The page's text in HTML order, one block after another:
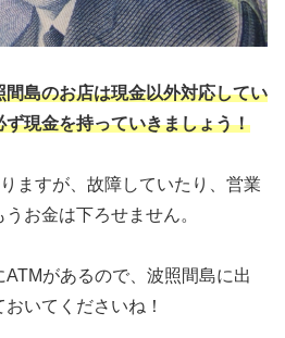
島のお店は現金以外対応してい
ず現金を持っていきましょう！
ますが、故障していたり、営業
お金は下ろせません。
があるので、波照間島に出
いてくださいね！